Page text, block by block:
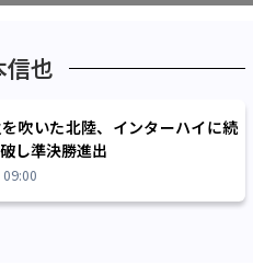
信也
吹いた北陸、インターハイに続
し準決勝進出